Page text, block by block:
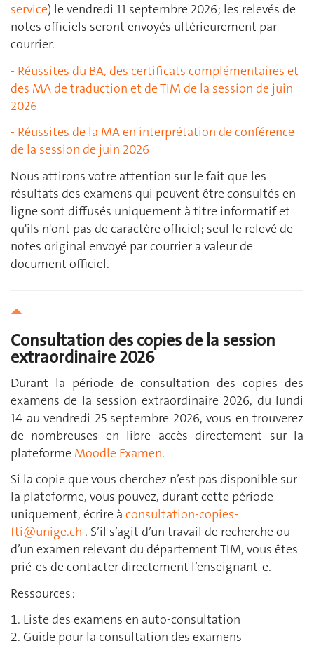
service) le vendredi 11 septembre 2026; les relevés de
notes officiels seront envoyés ultérieurement par
courrier.
- Réussites du BA, des certificats complémentaires et
des MA de traduction et de TIM de la session de juin
2026
- Réussites de la MA en interprétation de conférence
de la session de juin 2026
Nous attirons votre attention sur le fait que les
résultats des examens qui peuvent être consultés en
ligne sont diffusés uniquement à titre informatif et
qu'ils n'ont pas de caractère officiel; seul le relevé de
notes original envoyé par courrier a valeur de
document officiel.
Consultation des copies de la session
extraordinaire 2026
Durant la période de consultation des copies des
examens de la session extraordinaire 2026, du lundi
14 au vendredi 25 septembre 2026, vous en trouverez
de nombreuses en libre accès directement sur la
plateforme Moodle Examen.
Si la copie que vous cherchez n’est pas disponible sur
la plateforme, vous pouvez, durant cette période
uniquement, écrire à consultation-copies-
fti@unige.ch . S’il s’agit d’un travail de recherche ou
d’un examen relevant du département TIM, vous êtes
prié-es de contacter directement l’enseignant-e.
Ressources :
Liste des examens en auto-consultation
Guide pour la consultation des examens